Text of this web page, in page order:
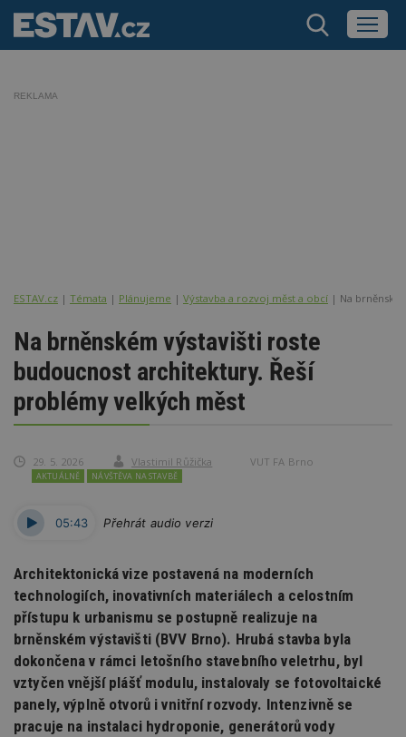
REKLAMA
ESTAV.cz Témata Plánujeme Výstavba a rozvoj měst a obcí Na
Na brněnském výstavišti roste
budoucnost architektury. Řeší
problémy velkých měst
29. 5. 2026 Vlastimil Růžička VUT FA Brno
AKTUÁLNĚ NÁVŠTĚVA NA STAVBĚ
05:43 Přehrát audio verzi
Architektonická vize postavená na moderních
technologiích, inovativních materiálech a celostním
přístupu k urbanismu se postupně realizuje na
brněnském výstavišti (BVV Brno). Hrubá stavba byla
dokončena v rámci letošního stavebního veletrhu, byl
vztyčen vnější plášť modulu, instalovaly se fotovoltaické
panely, výplně otvorů i vnitřní rozvody. Intenzivně se
pracuje na instalaci hydroponie, generátorů vody